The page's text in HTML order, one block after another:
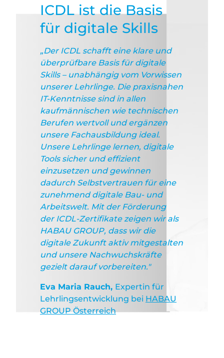
ICDL ist die Basis
für digitale Skills
„Der ICDL schafft eine klare und
überprüfbare Basis für digitale
Skills – unabhängig vom Vorwissen
unserer Lehrlinge. Die praxisnahen
IT-Kenntnisse sind in allen
kaufmännischen wie technischen
Berufen wertvoll und ergänzen
unsere Fachausbildung ideal.
Unsere Lehrlinge lernen, digitale
Tools sicher und effizient
einzusetzen und gewinnen
dadurch Selbstvertrauen für eine
zunehmend digitale Bau- und
Arbeitswelt. Mit der Förderung
der ICDL-Zertifikate zeigen wir als
HABAU GROUP, dass wir die
digitale Zukunft aktiv mitgestalten
und unsere Nachwuchskräfte
gezielt darauf vorbereiten."
Eva Maria Rauch, Expertin für
Lehrlingsentwicklung bei HABAU
GROUP Österreich